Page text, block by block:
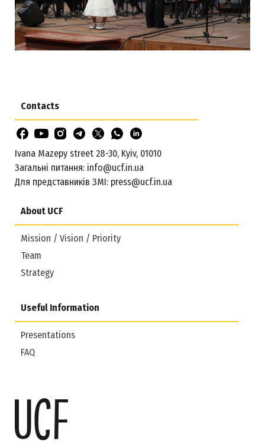
About UCF
Mission / Vision / Priority
Team
Strategy
Useful Information
Presentations
FAQ
Contacts
Ivana Mazepy street 28-30, Kyiv, 01010
Загальні питання: info@ucf.in.ua
Для представників ЗМІ: press@ucf.in.ua